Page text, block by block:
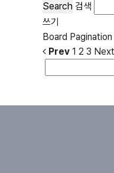
Search 검색
쓰기
Board Pagination
Prev 1 2 3 Next